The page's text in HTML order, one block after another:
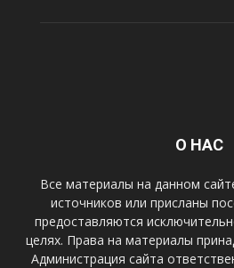
О НАС
Все материалы на данном
источников или присланы
предоставляются
целях. Права на материалы
Администрация сайта